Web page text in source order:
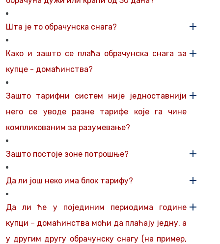
Шта је то обрачунска снага?
Како и зашто се плаћа обрачунска снага за
купце - домаћинства?
Зашто тарифни систем није једноставнији
него се уводе разне тарифе које га чине
компликованим за разумевање?
Зашто постоје зоне потрошње?
Да ли још неко има блок тарифу?
Да ли ће у појединим периодима године
купци – домаћинства моћи да плаћају једну, а
у другим другу обрачунску снагу (на пример,